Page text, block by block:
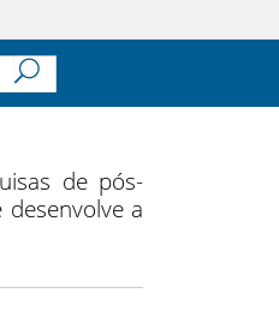
de pós-
a